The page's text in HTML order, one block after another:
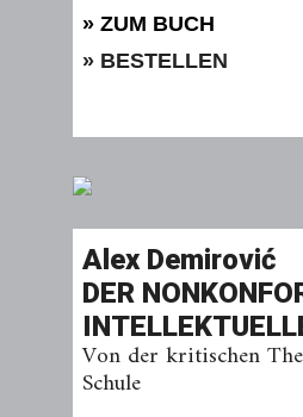
» ZUM BUCH
» BESTELLEN
Alex Demirović
DER
Von der kritischen
Schule